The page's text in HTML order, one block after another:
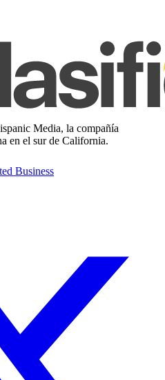
Media, la compañía
en el sur de California.
Business